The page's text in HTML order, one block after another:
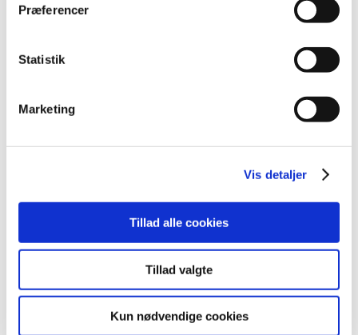
Præferencer
Statistik
Marketing
Vis detaljer
Tillad alle cookies
Tillad valgte
Kun nødvendige cookies
Folk rejste sig op heppede på os helt til den bitre
virkelig fedt at prøve at spille en semifinale her,
semifinaler
TV2 Sport viser hele dagen fra VICTOR DENMARK
af den internationale badmintonscene, hvilket gør
det til verdens næstældste badmintonturnering.